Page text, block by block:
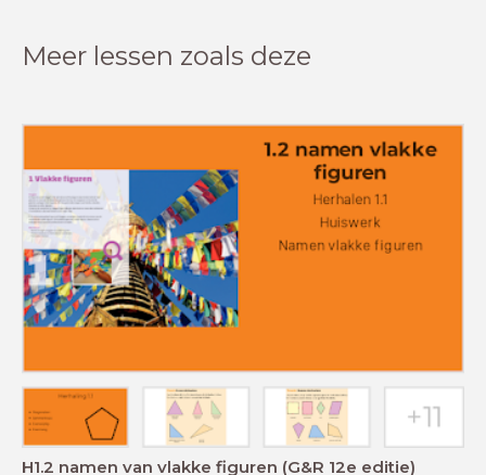
Meer lessen zoals deze
H1.2 namen van vlakke figuren (G&R 12e editie)